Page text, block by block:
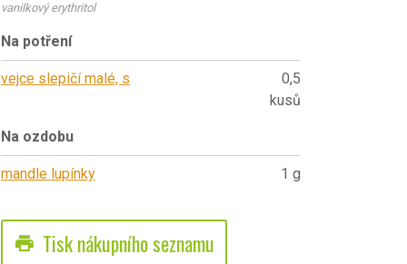
vanilkový erythritol
Na potření
vejce slepičí malé, s
0,5
kusů
Na ozdobu
mandle lupínky 1 g
print Tisk nákupního seznamu